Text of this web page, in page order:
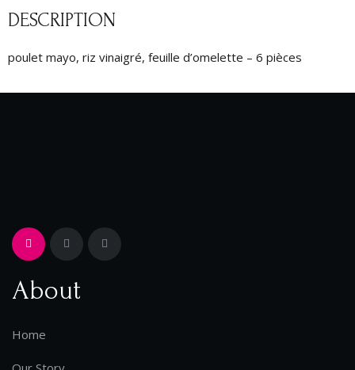
DESCRIPTION
poulet mayo, riz vinaigré, feuille d’omelette – 6 pièces
About
Home